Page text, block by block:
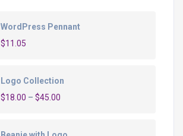
WordPress Pennant
$11.05
Logo Collection
$18.00 – $45.00